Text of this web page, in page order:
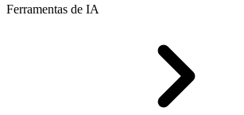
Ferramentas de IA